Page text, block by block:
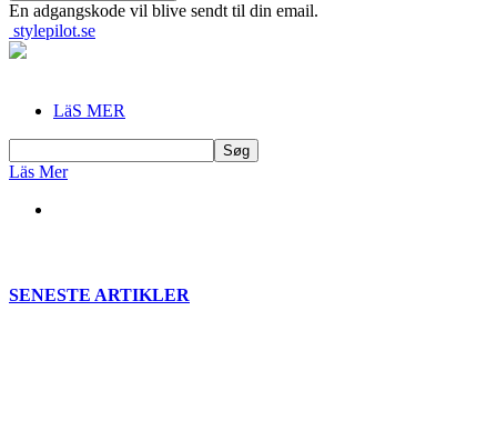
En adgangskode vil blive sendt til din email.
stylepilot.se
LäS MER
Läs Mer
SENESTE ARTIKLER